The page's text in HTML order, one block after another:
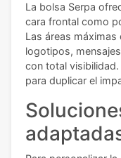
La bolsa Serpa
cara frontal como
Las áreas
logotipos,
con total
para duplicar el